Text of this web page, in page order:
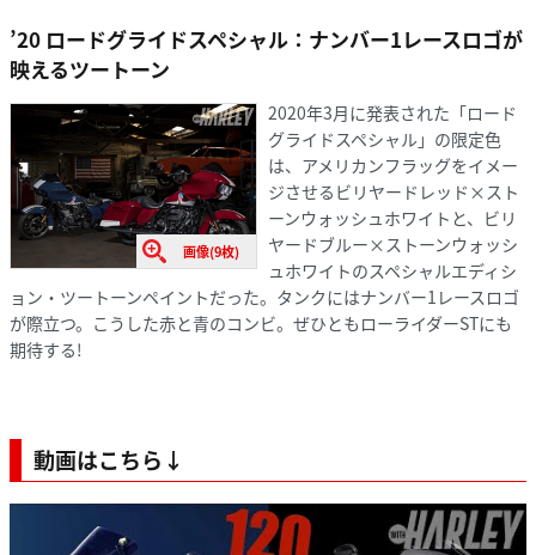
’20 ロードグライドスペシャル：ナンバー1レースロゴが
映えるツートーン
画像(9枚)
2020年3月に発表された「ロード
グライドスペシャル」の限定色
は、アメリカンフラッグをイメー
ジさせるビリヤードレッド×スト
ーンウォッシュホワイトと、ビリ
ヤードブルー×ストーンウォッシ
ュホワイトのスペシャルエディシ
ョン・ツートーンペイントだった。タンクにはナンバー1レースロゴ
が際立つ。こうした赤と青のコンビ。ぜひともローライダーSTにも
期待する!
動画はこちら↓